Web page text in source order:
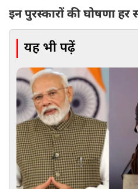
इन पुरस्कारों की घोषणा हर
यह भी पढ़ें